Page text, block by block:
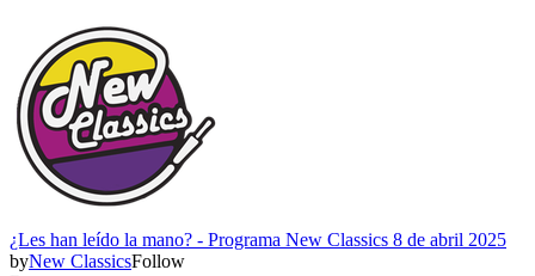
¿Les han leído la mano? - Programa New Classics 8 de abril 2025
byNew ClassicsFollow